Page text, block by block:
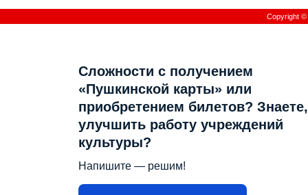
Copyright
Сложности с получением
«Пушкинской карты» или
приобретением билетов?
улучшить работу учреждений
культуры?
Напишите — решим!